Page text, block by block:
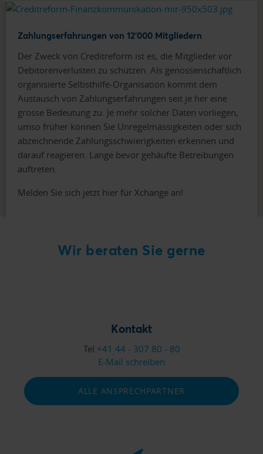
Zahlungserfahrungen von 12'000 Mitgliedern
Der Zweck von Creditreform ist es, die Mitglieder vor
Debitorenverlusten zu schützen. Als genossenschaftlich
organisierte Selbsthilfe-Organisation kommt dem
Austausch von Zahlungserfahrungen seit je her eine
grosse Bedeutung zu. Je mehr solcher Daten vorliegen,
umso früher können Sie Unregelmässigkeiten oder sich
abzeichnende Zahlungsschwierigkeiten erkennen und
darauf reagieren. Lange bevor gehäufte Betreibungen
auftreten.
Melden Sie sich jetzt hier für Xchange an!
Wir beraten Sie gerne
Kontakt
Tel +41 44 - 307 80 - 80
E-Mail schreiben
ALLE ANSPRECHPARTNER